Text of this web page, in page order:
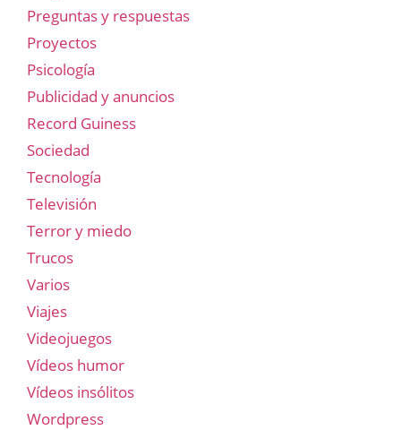
Preguntas y respuestas
Proyectos
Psicología
Publicidad y anuncios
Record Guiness
Sociedad
Tecnología
Televisión
Terror y miedo
Trucos
Varios
Viajes
Videojuegos
Vídeos humor
Vídeos insólitos
Wordpress